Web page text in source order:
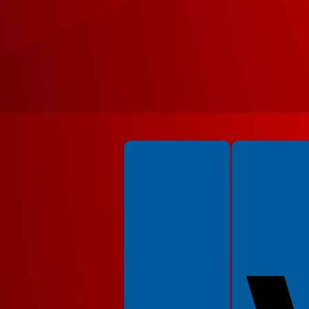
Spełniamy standardy WCAG 2.2 Spełniamy standardy